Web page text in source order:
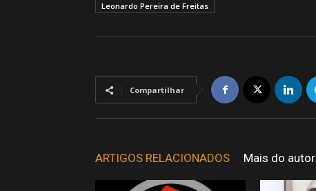
Leonardo Pereira de Freitas
Compartilhar
ARTIGOS RELACIONADOS Mais do autor